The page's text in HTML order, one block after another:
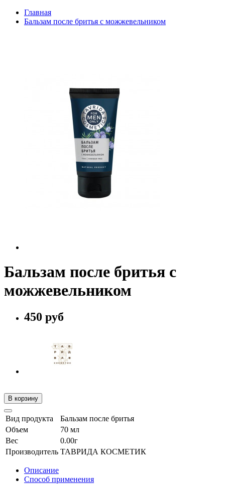
Главная
Бальзам после бритья с можжевельником
Бальзам после бритья с
можжевельником
450 руб
В корзину
Вид продукта
Бальзам после бритья
Объем
70 мл
Вес
0.00г
Производитель ТАВРИДА КОСМЕТИК
Описание
Способ применения